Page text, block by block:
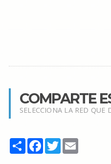
COMPARTE
SELECCIONA LA RED QUE
Share Facebook
TwitterEmail